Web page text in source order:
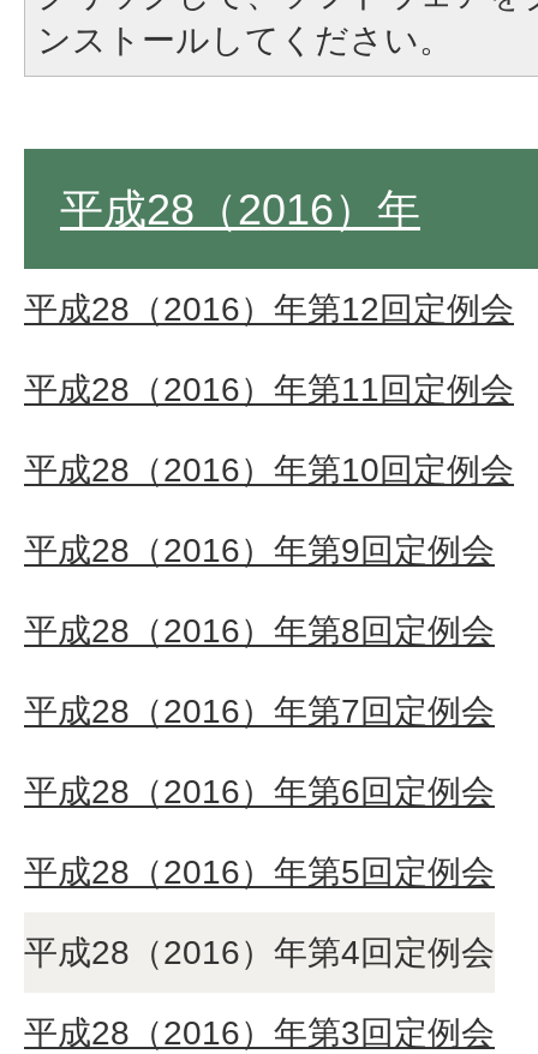
ンストールしてください。
平成28（2016）年
平成28（2016）年第12回定例会
平成28（2016）年第11回定例会
平成28（2016）年第10回定例会
平成28（2016）年第9回定例会
平成28（2016）年第8回定例会
平成28（2016）年第7回定例会
平成28（2016）年第6回定例会
平成28（2016）年第5回定例会
平成28（2016）年第4回定例会
平成28（2016）年第3回定例会